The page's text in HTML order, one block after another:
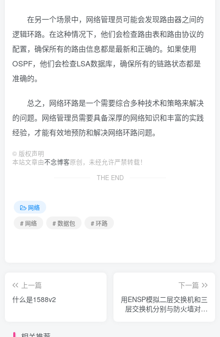
在另一个场景中，网络管理员可能会发现路由器之间的
逻辑环路。在这种情况下，他们会检查路由表和路由协议的
配置，确保所有的路由信息都是最新和正确的。如果使用
OSPF，他们会检查LSA数据库，确保所有的链路状态都是
准确的。
总之，网络环路是一个需要综合多种技术和策略来解决
的问题。网络管理员需要具备深厚的网络知识和丰富的实践
经验，才能有效地预防和解决网络环路问题。
© 版权声明
本站文章由不念博客原创，未经允许严禁转载！
THE END
网络
# 网络
# 数据包 # 环路
上一篇
什么是1588v2
下一篇
用ENSP模拟二层交换机和三
层交换机分别与防火墙对接